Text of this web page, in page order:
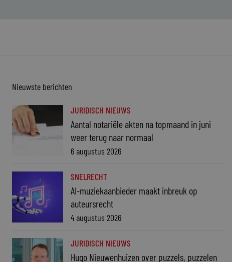
Nieuwste berichten
JURIDISCH NIEUWS
Aantal notariële akten na topmaand in juni
weer terug naar normaal
6 augustus 2026
SNELRECHT
AI-muziekaanbieder maakt inbreuk op
auteursrecht
4 augustus 2026
JURIDISCH NIEUWS
Hugo Nieuwenhuizen over puzzels, puzzelen